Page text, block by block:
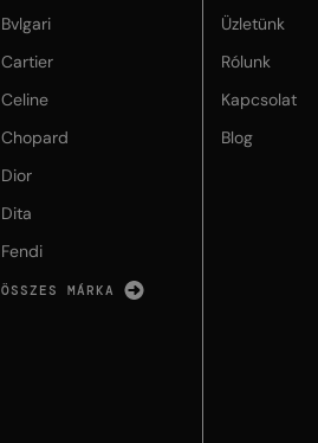
Bvlgari
Cartier
Celine
Chopard
Dior
Dita
Fendi
ÖSSZES MÁRKA
Üzletünk
Rólunk
Kapcsolat
Blog